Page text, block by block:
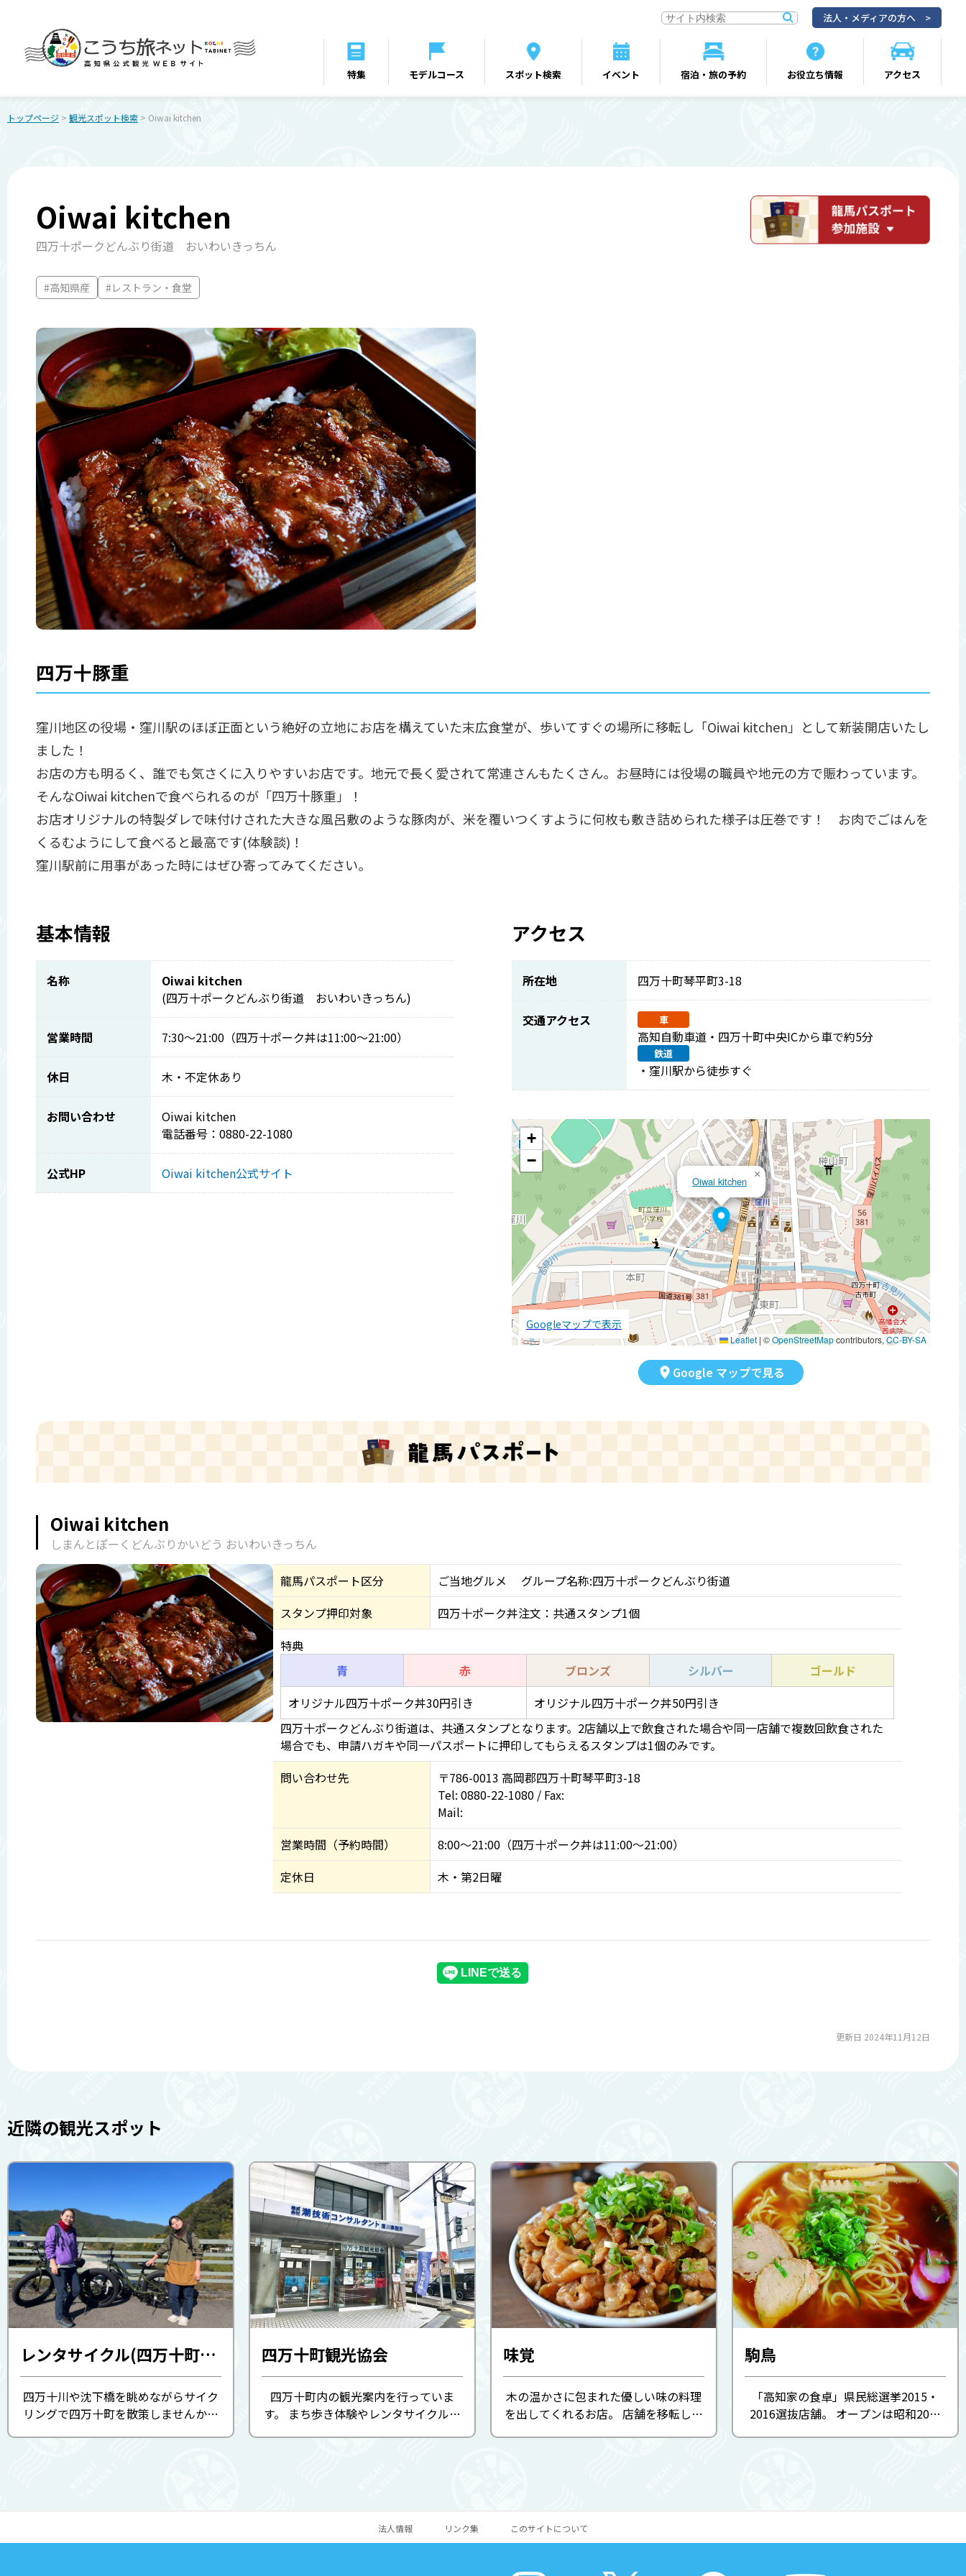
特集 モデルコース スポット検索 イベント 宿泊・旅の予約 お役立ち情報 アクセス
法人・メディアの方へ
トップページ > 観光スポット検索 > Oiwai kitchen
Oiwai kitchen
四万十ポークどんぶり街道 おいわいきっちん
#高知県産 #レストラン・食堂
四万十豚重
窪川地区の役場・窪川駅のほぼ正面という絶好の立地にお店を構えていた末広食堂が、歩いてすぐの場所に移転し「Oiwai kitchen」として新装開店いたし
ました！
お店の方も明るく、誰でも気さくに入りやすいお店です。地元で長く愛されて常連さんもたくさん。お昼時には役場の職員や地元の方で賑わっています。
そんなOiwai kitchenで食べられるのが「四万十豚重」！
お店オリジナルの特製ダレで味付けされた大きな風呂敷のような豚肉が、米を覆いつくすように何枚も敷き詰められた様子は圧巻です！ お肉でごはんを
くるむようにして食べると最高です(体験談)！
窪川駅前に用事があった時にはぜひ寄ってみてください。
基本情報
名称
Oiwai kitchen
(四万十ポークどんぶり街道 おいわいきっちん)
営業時間 7:30～21:00（四万十ポーク丼は11:00～21:00）
休日 木・不定休あり
お問い合わせ
Oiwai kitchen
電話番号：0880-22-1080
公式HP Oiwai kitchen公式サイト
アクセス
所在地 四万十町琴平町3-18
交通アクセス 車
高知自動車道・四万十町中央ICから車で約5分
鉄道
・窪川駅から徒歩すぐ
Oiwai kitchen
×
+
−
Leaflet | ©OpenStreetMapcontributors,CC-BY-SA
Googleマップで表示
Google マップで見る
Oiwai kitchen
しまんとぽーくどんぶりかいどう おいわいきっちん
龍馬パスポート区分
ご当地グルメ グループ名称:四万十ポークどんぶり街道
スタンプ押印対象
四万十ポーク丼注文：共通スタンプ1個
特典
青
赤 ブロンズ シルバー
ゴールド
オリジナル四万十ポーク丼30円引き
オリジナル四万十ポーク丼50円引き
四万十ポークどんぶり街道は、共通スタンプとなります。2店舗以上で飲食された場合や同一店舗で複数回飲食された
場合でも、申請ハガキや同一パスポートに押印してもらえるスタンプは1個のみです。
問い合わせ先
〒786-0013 高岡郡四万十町琴平町3-18
Tel: 0880-22-1080 / Fax:
Mail:
営業時間（予約時間）
8:00～21:00（四万十ポーク丼は11:00～21:00）
定休日
木・第2日曜
更新日 2024年11月12日
近隣の観光スポット
レンタサイクル(四万十町観光協会)
四万十川や沈下橋を眺めながらサイク
リングで四万十町を散策しませんか。
四万十町観光協会
四万十町内の観光案内を行っていま
す。 まち歩き体験やレンタサイクル、
味覚
木の温かさに包まれた優しい味の料理
を出してくれるお店。 店舗を移転して
駒鳥
「高知家の食卓」県民総選挙2015・
2016選抜店舗。 オープンは昭和20年
法人情報 リンク集 このサイトについて